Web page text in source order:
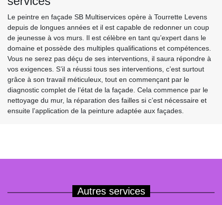
Le peintre en façade SB Multiservices opère à Tourrette Levens
depuis de longues années et il est capable de redonner un coup
de jeunesse à vos murs. Il est célèbre en tant qu’expert dans le
domaine et possède des multiples qualifications et compétences.
Vous ne serez pas déçu de ses interventions, il saura répondre à
vos exigences. S’il a réussi tous ses interventions, c’est surtout
grâce à son travail méticuleux, tout en commençant par le
diagnostic complet de l’état de la façade. Cela commence par le
nettoyage du mur, la réparation des failles si c’est nécessaire et
ensuite l’application de la peinture adaptée aux façades.
Autres services